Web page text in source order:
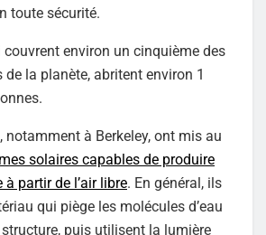
toute sécurité.
couvrent environ un cinquième des
de la planète, abritent environ 1
notamment à Berkeley, ont mis au
solaires capables de produire
à partir de l’air libre. En général, ils
qui piège les molécules d’eau
structure, puis utilisent la lumière